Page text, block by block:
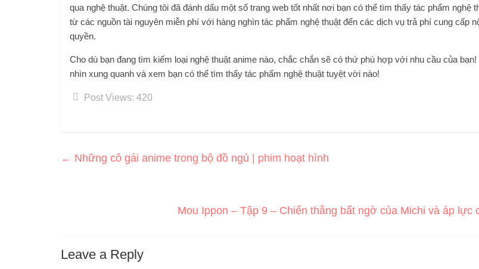
qua nghệ thuật. Chúng tôi đã đánh dấu một số trang web tốt nhất nơi bạn có thể tìm thấy tác phẩm nghệ
từ các nguồn tài nguyên miễn phí với hàng nghìn tác phẩm nghệ thuật đến các dịch vụ trả phí cung cấp
quyền.
Cho dù bạn đang tìm kiếm loại nghệ thuật anime nào, chắc chắn sẽ có thứ phù hợp với nhu cầu của
nhìn xung quanh và xem bạn có thể tìm thấy tác phẩm nghệ thuật tuyệt vời nào!
Post Views: 420
← Những cô gái anime trong bộ đồ ngủ | phim hoạt hình
Mou Ippon – Tập 9 – Chiến thắng bất ngờ của Michi và áp lực
Leave a Reply